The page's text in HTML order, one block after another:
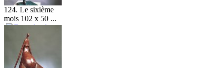
124. Le sixième
mois 102 x 50 ...